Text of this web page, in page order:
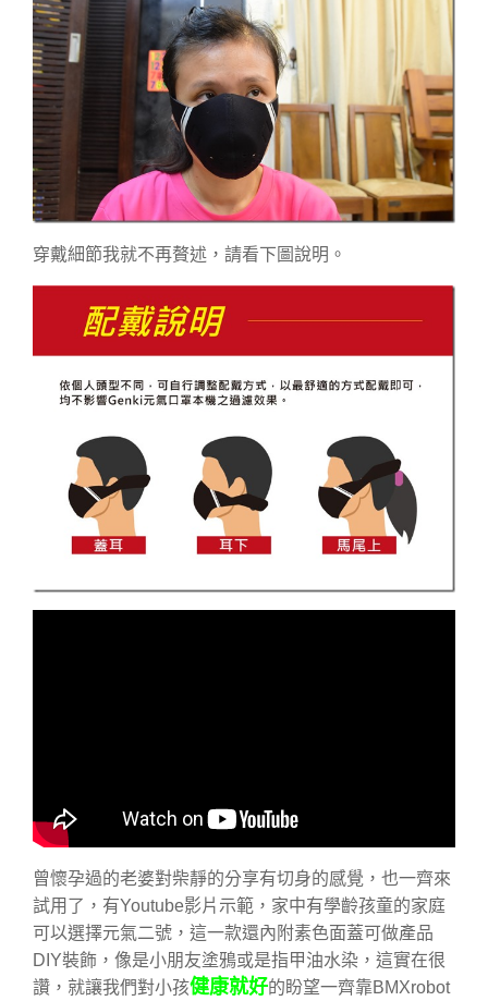
穿戴細節我就不再贅述，請看下圖說明。
曾懷孕過的老婆對柴靜的分享有切身的感覺，也一齊來
試用了，有Youtube影片示範，家中有學齡孩童的家庭
可以選擇元氣二號，這一款還內附素色面蓋可做產品
DIY裝飾，像是小朋友塗鴉或是指甲油水染，這實在很
讚，就讓我們對小孩健康就好的盼望一齊靠BMXrobot